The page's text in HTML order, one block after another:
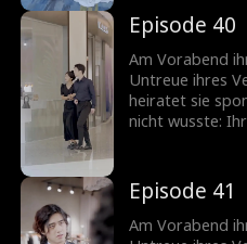
Episode 40
Am Vorabend
Untreue ihres
heiratet sie
nicht wusste:
Episode 41
Am Vorabend